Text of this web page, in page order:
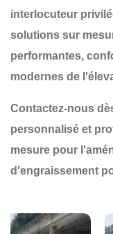
interlocuteur
solutions sur
performantes,
modernes de
Contactez-nous
personnalisé et
mesure pour
d'engraissement